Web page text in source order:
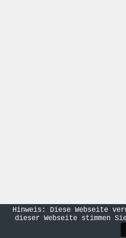
Hinweis: Diese Webseite
dieser Webseite stimmen